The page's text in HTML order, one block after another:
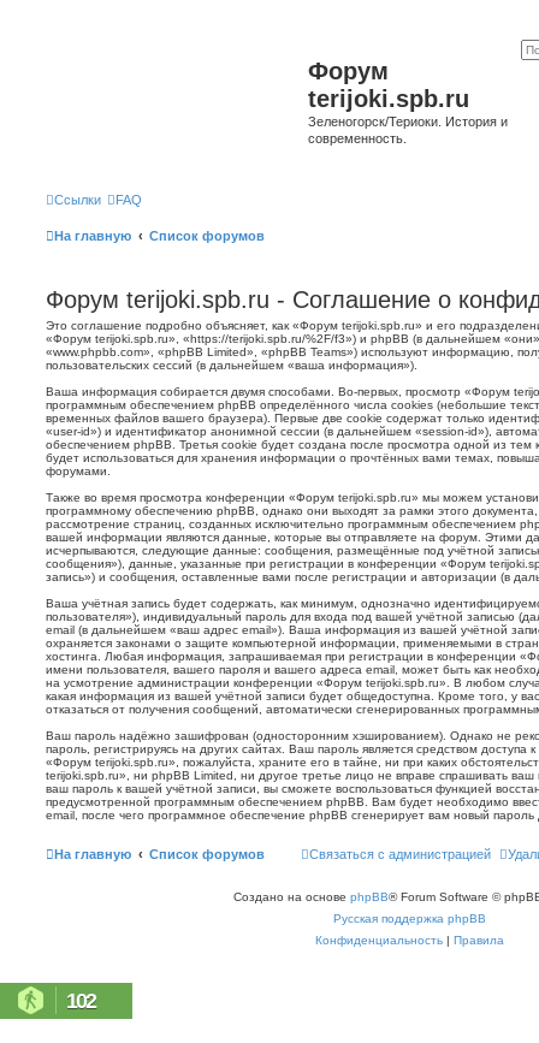
Форум
terijoki.spb.ru
Зеленогорск/Териоки. История и
современность.
Ссылки FAQ
На главную Список форумов
Форум terijoki.spb.ru - Соглашение о
Это соглашение подробно объясняет, как «Форум terijoki.spb.ru» и его
«Форум terijoki.spb.ru», «https://terijoki.spb.ru/%2F/f3») и phpBB (в дальнейшем
«www.phpbb.com», «phpBB Limited», «phpBB Teams») используют информацию,
пользовательских сессий (в дальнейшем «ваша информация»).
Ваша информация собирается двумя способами. Во-первых, просмотр «Форум
программным обеспечением phpBB определённого числа cookies (небольшие
временных файлов вашего браузера). Первые две cookie содержат только
«user-id») и идентификатор анонимной сессии (в дальнейшем «session-id»),
обеспечением phpBB. Третья cookie будет создана после просмотра одной из
будет использоваться для хранения информации о прочтённых вами темах,
форумами.
Также во время просмотра конференции «Форум terijoki.spb.ru» мы можем
программному обеспечению phpBB, однако они выходят за рамки этого документа,
рассмотрение страниц, созданных исключительно программным обеспечением
вашей информации являются данные, которые вы отправляете на форум. Этими
исчерпываются, следующие данные: сообщения, размещённые под учётной
сообщения»), данные, указанные при регистрации в конференции «Форум
запись») и сообщения, оставленные вами после регистрации и авторизации (в
Ваша учётная запись будет содержать, как минимум, однозначно
пользователя»), индивидуальный пароль для входа под вашей учётной записью
email (в дальнейшем «ваш адрес email»). Ваша информация из вашей учётной
охраняется законами о защите компьютерной информации, применяемыми в
хостинга. Любая информация, запрашиваемая при регистрации в конференции
имени пользователя, вашего пароля и вашего адреса email, может быть как
на усмотрение администрации конференции «Форум terijoki.spb.ru». В любом
какая информация из вашей учётной записи будет общедоступна. Кроме того, у
отказаться от получения сообщений, автоматически сгенерированных
Ваш пароль надёжно зашифрован (односторонним хэшированием). Однако не
пароль, регистрируясь на других сайтах. Ваш пароль является средством
«Форум terijoki.spb.ru», пожалуйста, храните его в тайне, ни при каких
terijoki.spb.ru», ни phpBB Limited, ни другое третье лицо не вправе спрашивать
ваш пароль к вашей учётной записи, вы сможете воспользоваться функцией
предусмотренной программным обеспечением phpBB. Вам будет необходимо
email, после чего программное обеспечение phpBB сгенерирует вам новый
На главную Список форумов Связаться с администрацией
Создано на основе phpBB® Forum Software ©
Русская поддержка phpBB
Конфиденциальность | Правила
102